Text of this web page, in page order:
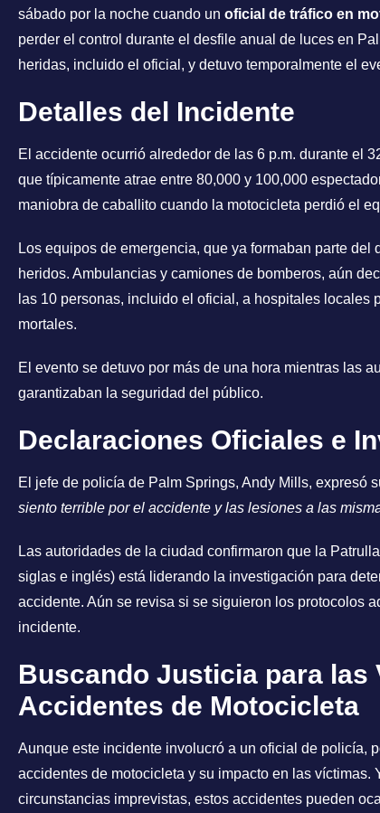
sábado por la noche cuando un oficial de tráfico en
perder el control durante el desfile anual de luces en
heridas, incluido el oficial, y detuvo temporalmente el
Detalles del Incidente
El accidente ocurrió alrededor de las 6 p.m. durante el
que típicamente atrae entre 80,000 y 100,000
maniobra de caballito cuando la motocicleta perdió el
Los equipos de emergencia, que ya formaban parte
heridos. Ambulancias y camiones de bomberos, aún
las 10 personas, incluido el oficial, a hospitales locales
mortales.
El evento se detuvo por más de una hora mientras las
garantizaban la seguridad del público.
Declaraciones Oficiales e
El jefe de policía de Palm Springs, Andy Mills, expresó
siento terrible por el accidente y las lesiones a las
Las autoridades de la ciudad confirmaron que la
siglas e inglés) está liderando la investigación para
accidente. Aún se revisa si se siguieron los protocolos
incidente.
Buscando Justicia para las
Accidentes de Motocicleta
Aunque este incidente involucró a un oficial de policía,
accidentes de motocicleta y su impacto en las víctimas.
circunstancias imprevistas, estos accidentes pueden